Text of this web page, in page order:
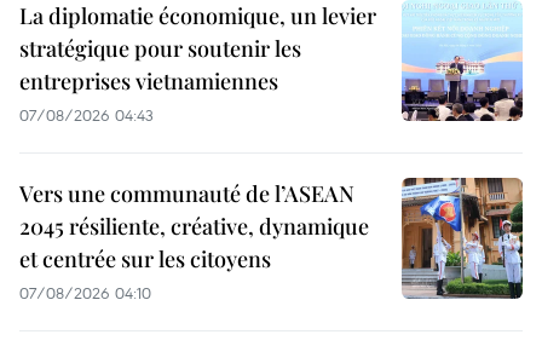
La diplomatie économique, un levier
stratégique pour soutenir les
entreprises vietnamiennes
07/08/2026 04:43
Vers une communauté de l’ASEAN
2045 résiliente, créative, dynamique
et centrée sur les citoyens
07/08/2026 04:10